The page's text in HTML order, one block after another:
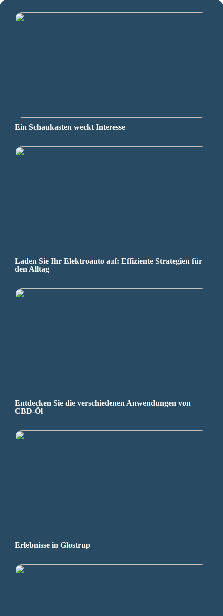
Ein Schaukasten weckt Interesse
Laden Sie Ihr Elektroauto auf: Effiziente Strategien für
den Alltag
Entdecken Sie die verschiedenen Anwendungen von
CBD-Öl
Erlebnisse in Glostrup